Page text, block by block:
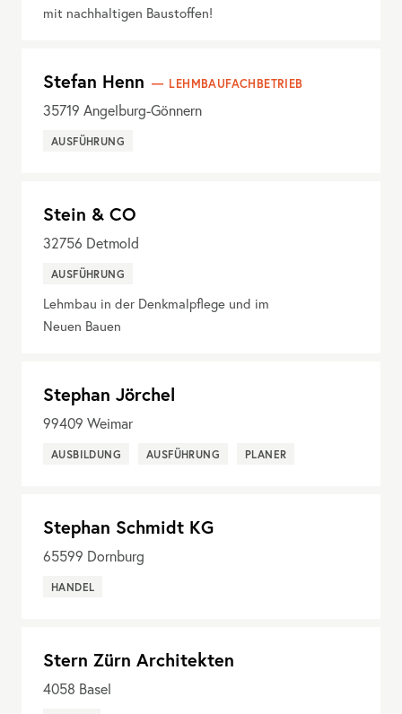
mit nachhaltigen Baustoffen!
Stefan Henn LEHMBAUFACHBETRIEB
35719 Angelburg-Gönnern
AUSFÜHRUNG
Stein & CO
32756 Detmold
AUSFÜHRUNG
Lehmbau in der Denkmalpflege und im
Neuen Bauen
Stephan Jörchel
99409 Weimar
AUSBILDUNG AUSFÜHRUNG PLANER
Stephan Schmidt KG
65599 Dornburg
HANDEL
Stern Zürn Architekten
4058 Basel